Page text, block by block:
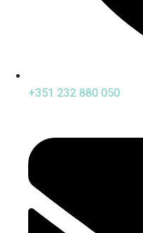
+351 232 880 050